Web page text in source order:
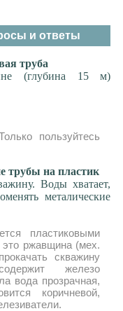
и ответы
труба
(глубина 15 м)
пользуйтесь
трубы на пластик
Воды хватает,
металические
пластиковыми
это ржавщина (мех.
скважину
железо
вода прозрачная,
коричневой,